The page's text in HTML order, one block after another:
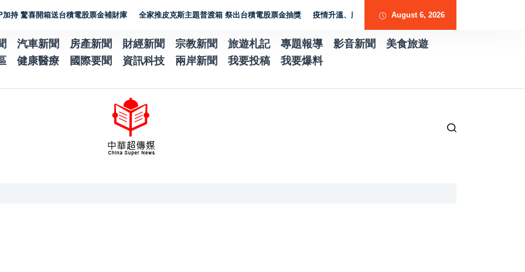
開箱送台積電股票金補財庫 全家推皮克斯主題普渡箱 祭出台積電股票金抽獎 疫情升溫、腸病毒來襲 黃裕庭籲前金新興苓雅鄉親提高警覺守護健康
August 6, 2026
汽車新聞 房產新聞 財經新聞 宗教新聞 旅遊札記 專題報導 影音新聞
美食旅遊
健康醫療 國際要聞 資訊科技 兩岸新聞 我要投稿 我要爆料